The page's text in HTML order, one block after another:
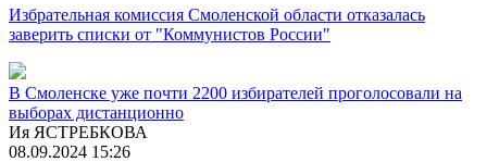
Избрательная комиссия Смоленской области отказалась
заверить списки от "Коммунистов России"
В Смоленске уже почти 2200 избирателей проголосовали на
выборах дистанционно
Ия ЯСТРЕБКОВА
08.09.2024 15:26